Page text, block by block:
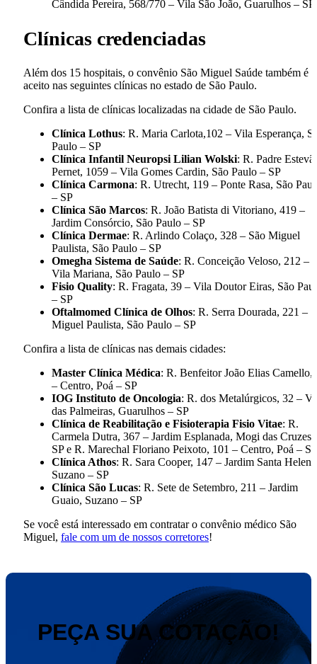
Cândida Pereira, 568/770 – Vila São João, Guarulhos – SP
Clínicas credenciadas
Além dos 15 hospitais, o convênio São Miguel Saúde também é
aceito nas seguintes clínicas no estado de São Paulo.
Confira a lista de clínicas localizadas na cidade de São Paulo.
Clínica Lothus: R. Maria Carlota,102 – Vila Esperança,
Paulo – SP
Clínica Infantil Neuropsi Lilian Wolski: R. Padre
Pernet, 1059 – Vila Gomes Cardin, São Paulo – SP
Clínica Carmona: R. Utrecht, 119 – Ponte Rasa, São
– SP
Clínica São Marcos: R. João Batista di Vitoriano, 419 –
Jardim Consórcio, São Paulo – SP
Clínica Dermae: R. Arlindo Colaço, 328 – São Miguel
Paulista, São Paulo – SP
Omegha Sistema de Saúde: R. Conceição Veloso, 212 –
Vila Mariana, São Paulo – SP
Fisio Quality: R. Fragata, 39 – Vila Doutor Eiras, São
– SP
Oftalmomed Clínica de Olhos: R. Serra Dourada, 221 –
Miguel Paulista, São Paulo – SP
Confira a lista de clínicas nas demais cidades:
Master Clínica Médica: R. Benfeitor João Elias Camello,
– Centro, Poá – SP
IOG Instituto de Oncologia: R. dos Metalúrgicos, 32 –
das Palmeiras, Guarulhos – SP
Clínica de Reabilitação e Fisioterapia Fisio Vitae: R.
Carmela Dutra, 367 – Jardim Esplanada, Mogi das Cruzes
SP e R. Marechal Floriano Peixoto, 101 – Centro, Poá – SP
Clínica Athos: R. Sara Cooper, 147 – Jardim Santa
Suzano – SP
Clínica São Lucas: R. Sete de Setembro, 211 – Jardim
Guaio, Suzano – SP
Se você está interessado em contratar o convênio médico São
Miguel, fale com um de nossos corretores!
PEÇA SUA COTAÇÃO!